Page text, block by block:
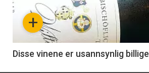
nå
6
+
Disse vinene er usannsynlig billige